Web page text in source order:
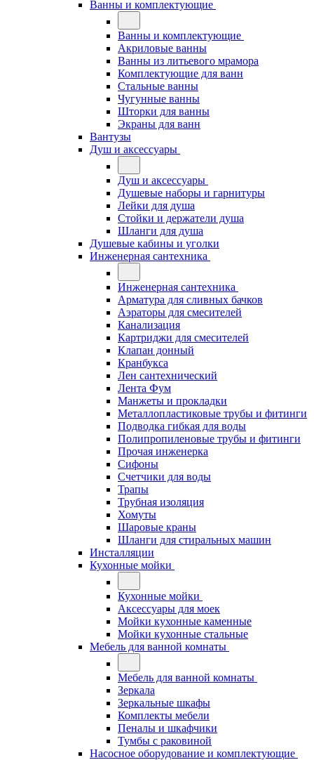
Ванны и комплектующие
Ванны и комплектующие
Акриловые ванны
Ванны из литьевого мрамора
Комплектующие для ванн
Стальные ванны
Чугунные ванны
Шторки для ванны
Экраны для ванн
Вантузы
Душ и аксессуары
Душ и аксессуары
Душевые наборы и гарнитуры
Лейки для душа
Стойки и держатели душа
Шланги для душа
Душевые кабины и уголки
Инженерная сантехника
Инженерная сантехника
Арматура для сливных бачков
Аэраторы для смесителей
Канализация
Картриджи для смесителей
Клапан донный
Кранбукса
Лен сантехнический
Лента Фум
Манжеты и прокладки
Металлопластиковые трубы и фитинги
Подводка гибкая для воды
Полипропиленовые трубы и фитинги
Прочая инженерка
Сифоны
Счетчики для воды
Трапы
Трубная изоляция
Хомуты
Шаровые краны
Шланги для стиральных машин
Инсталляции
Кухонные мойки
Кухонные мойки
Аксессуары для моек
Мойки кухонные каменные
Мойки кухонные стальные
Мебель для ванной комнаты
Мебель для ванной комнаты
Зеркала
Зеркальные шкафы
Комплекты мебели
Пеналы и шкафчики
Тумбы с раковиной
Насосное оборудование и комплектующие